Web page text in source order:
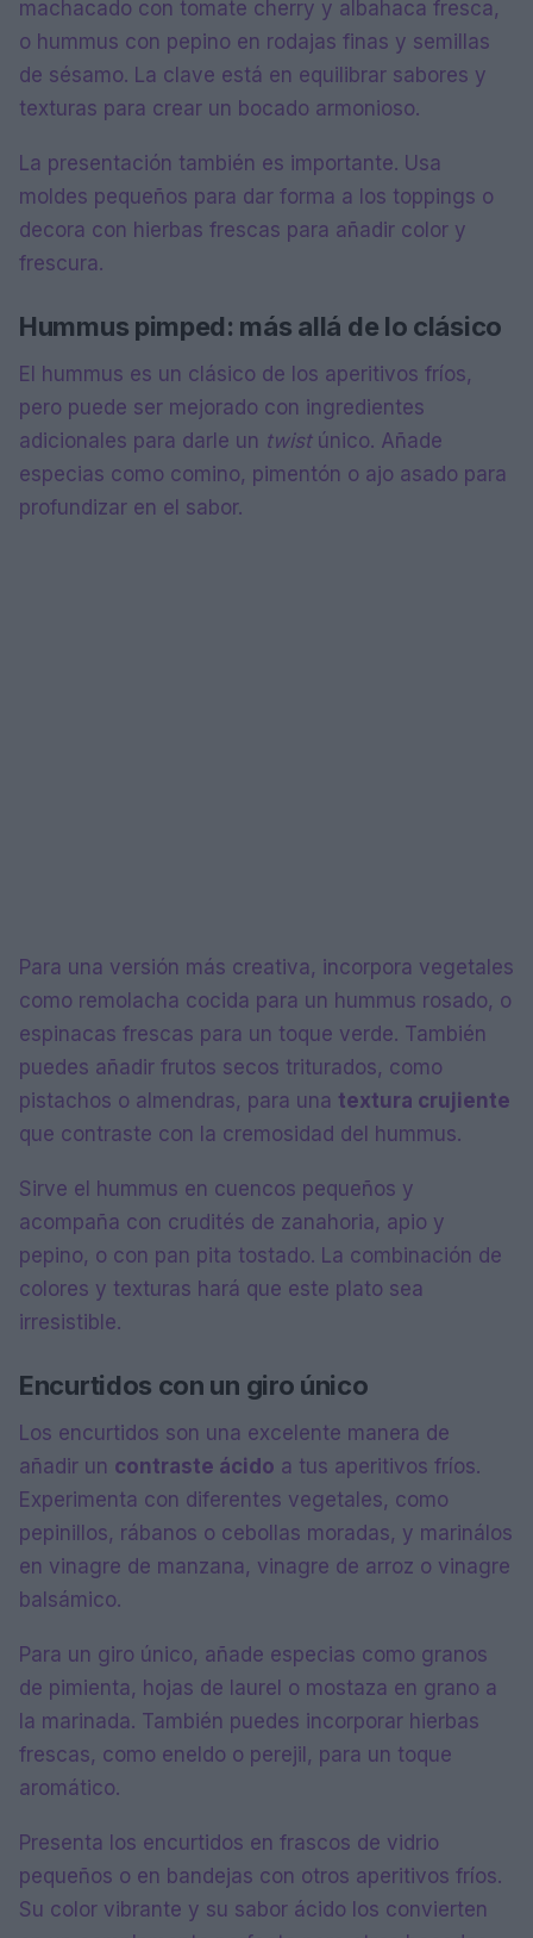
machacado con tomate cherry y albahaca fresca,
o hummus con pepino en rodajas finas y semillas
de sésamo. La clave está en equilibrar sabores y
texturas para crear un bocado armonioso.
La presentación también es importante. Usa
moldes pequeños para dar forma a los toppings o
decora con hierbas frescas para añadir color y
frescura.
Hummus pimped: más allá de lo clásico
El hummus es un clásico de los aperitivos fríos,
pero puede ser mejorado con ingredientes
adicionales para darle un twistúnico. Añade
especias como comino, pimentón o ajo asado para
profundizar en el sabor.
Para una versión más creativa, incorpora vegetales
como remolacha cocida para un hummus rosado, o
espinacas frescas para un toque verde. También
puedes añadir frutos secos triturados, como
pistachos o almendras, para una textura crujiente
que contraste con la cremosidad del hummus.
Sirve el hummus en cuencos pequeños y
acompaña con crudités de zanahoria, apio y
pepino, o con pan pita tostado. La combinación de
colores y texturas hará que este plato sea
irresistible.
Encurtidos con un giro único
Los encurtidos son una excelente manera de
añadir un contraste ácido a tus aperitivos fríos.
Experimenta con diferentes vegetales, como
pepinillos, rábanos o cebollas moradas, y marinálos
en vinagre de manzana, vinagre de arroz o vinagre
balsámico.
Para un giro único, añade especias como granos
de pimienta, hojas de laurel o mostaza en grano a
la marinada. También puedes incorporar hierbas
frescas, como eneldo o perejil, para un toque
aromático.
Presenta los encurtidos en frascos de vidrio
pequeños o en bandejas con otros aperitivos fríos.
Su color vibrante y su sabor ácido los convierten